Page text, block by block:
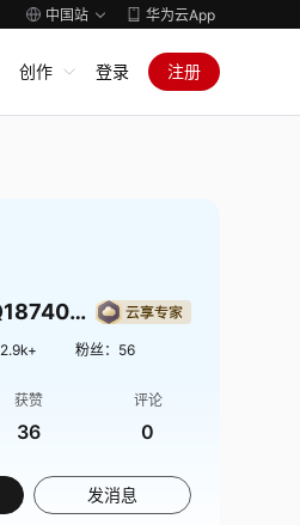
中国站 华为云App
创作 登录 注册
SHQ1874009
2.9k+ 粉丝： 56
获赞
36
评论
0
发消息